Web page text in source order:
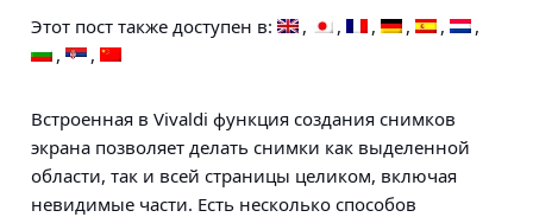
Этот пост также доступен в:
Встроенная в Vivaldi функция создания снимков
экрана позволяет делать снимки как выделенной
области, так и всей страницы целиком, включая
невидимые части. Есть несколько способов